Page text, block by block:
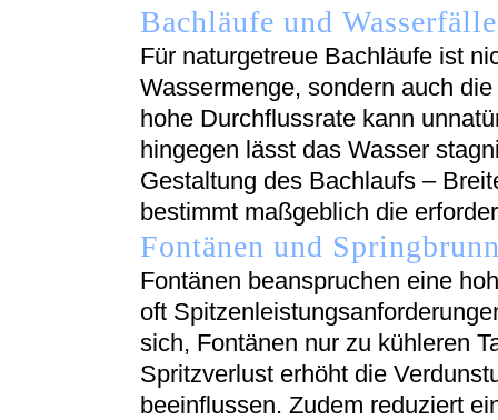
Bachläufe und Wasserfälle
Für naturgetreue Bachläufe ist
Wassermenge, sondern auch
hohe Durchflussrate kann
hingegen lässt das Wasser
Gestaltung des Bachlaufs –
bestimmt maßgeblich die
Fontänen und
Fontänen beanspruchen eine
oft
sich, Fontänen nur zu kühleren
Spritzverlust erhöht die
beeinflussen. Zudem reduziert